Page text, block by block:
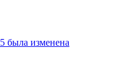
была изменена